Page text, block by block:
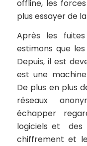
offline, les
plus essayer de
Après les
estimons que
Depuis, il est
est une
De plus en plus
réseaux
échapper
logiciels et des
chiffrement et